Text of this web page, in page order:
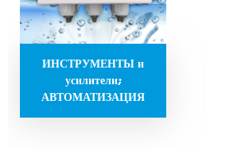
ИНСТРУМЕНТЫ и
усилители;
АВТОМАТИЗАЦИЯ